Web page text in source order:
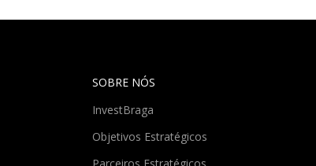
SOBRE NÓS
InvestBraga
Objetivos Estratégicos